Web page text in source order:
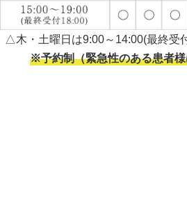
△木・土曜日は9:00～14:00(最終受
※予約制（緊急性のある患者